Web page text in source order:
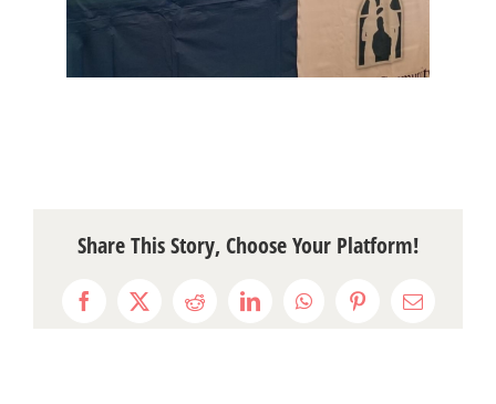
Share This Story, Choose Your Platform!
Facebook
X RedditLinkedInWhatsAppPinterestEmail